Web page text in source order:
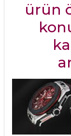
ürün